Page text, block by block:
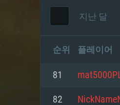
지난 달
순위 플레이어
81
82